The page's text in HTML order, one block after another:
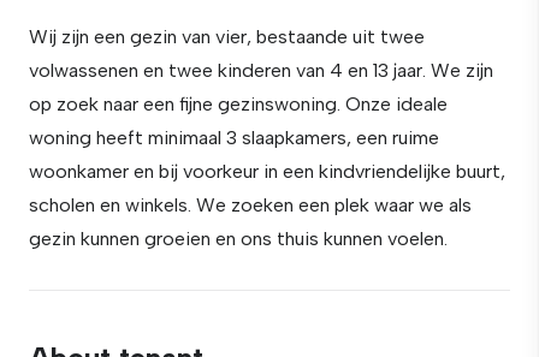
Wij zijn een gezin van vier, bestaande uit twee
volwassenen en twee kinderen van 4 en 13 jaar. We zijn
op zoek naar een fijne gezinswoning. Onze ideale
woning heeft minimaal 3 slaapkamers, een ruime
woonkamer en bij voorkeur in een kindvriendelijke buurt,
scholen en winkels. We zoeken een plek waar we als
gezin kunnen groeien en ons thuis kunnen voelen.